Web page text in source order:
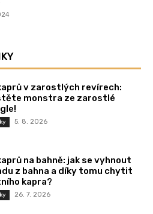
v zarostlých revírech:
monstra ze zarostlé
5. 8. 2026
na bahně: jak se vyhnout
z bahna a díky tomu chytit
kapra?
26. 7. 2026